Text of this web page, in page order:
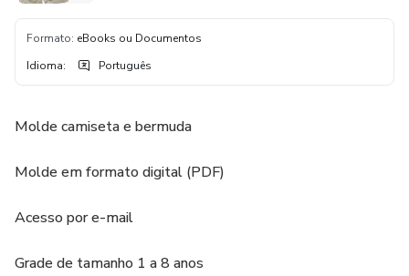
Formato: eBooks ou Documentos
Idioma: Português
Molde camiseta e bermuda
Molde em formato digital (PDF)
Acesso por e-mail
Grade de tamanho 1 a 8 anos